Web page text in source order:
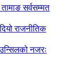
सर्वसम्मत
राजनीतिक
नजरः